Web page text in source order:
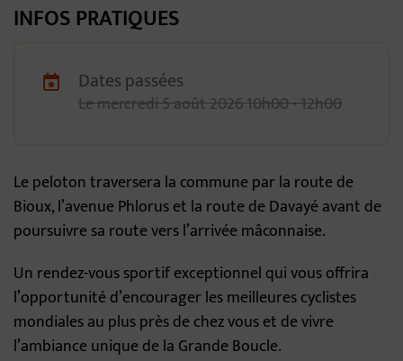
INFOS PRATIQUES
Dates de planification
Dates passées
Lemercredi5août202610h00 - 12h00
Le peloton traversera la commune par la route de
Bioux, l’avenue Phlorus et la route de Davayé avant de
poursuivre sa route vers l’arrivée mâconnaise.
Un rendez-vous sportif exceptionnel qui vous offrira
l’opportunité d’encourager les meilleures cyclistes
mondiales au plus près de chez vous et de vivre
l’ambiance unique de la Grande Boucle.